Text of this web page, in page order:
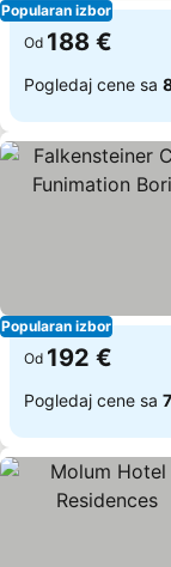
Popularan izbor
Od 188 €
Pogledaj cene sa
Popularan izbor
Od 192 €
Pogledaj cene sa